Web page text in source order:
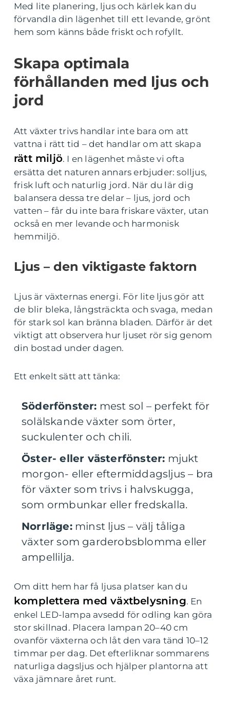
Med lite planering, ljus och kärlek kan du
förvandla din lägenhet till ett levande, grönt
hem som känns både friskt och rofyllt.
Skapa optimala
förhållanden med ljus och
jord
Att växter trivs handlar inte bara om att
vattna i rätt tid – det handlar om att skapa
rätt miljö. I en lägenhet måste vi ofta
ersätta det naturen annars erbjuder: solljus,
frisk luft och naturlig jord. När du lär dig
balansera dessa tre delar – ljus, jord och
vatten – får du inte bara friskare växter, utan
också en mer levande och harmonisk
hemmiljö.
Ljus – den viktigaste faktorn
Ljus är växternas energi. För lite ljus gör att
de blir bleka, långsträckta och svaga, medan
för stark sol kan bränna bladen. Därför är det
viktigt att observera hur ljuset rör sig genom
din bostad under dagen.
Ett enkelt sätt att tänka:
Söderfönster: mest sol – perfekt för
solälskande växter som örter,
suckulenter och chili.
Öster- eller västerfönster: mjukt
morgon- eller eftermiddagsljus – bra
för växter som trivs i halvskugga,
som ormbunkar eller fredskalla.
Norrläge:minst ljus – välj tåliga
växter som garderobsblomma eller
ampellilja.
Om ditt hem har få ljusa platser kan du
komplettera med växtbelysning. En
enkel LED-lampa avsedd för odling kan göra
stor skillnad. Placera lampan 20–40 cm
ovanför växterna och låt den vara tänd 10–12
timmar per dag. Det efterliknar sommarens
naturliga dagsljus och hjälper plantorna att
växa jämnare året runt.